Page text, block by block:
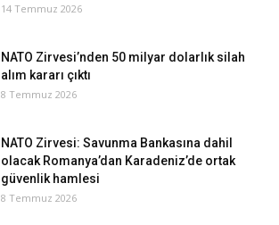
14 Temmuz 2026
NATO Zirvesi’nden 50 milyar dolarlık silah
alım kararı çıktı
8 Temmuz 2026
NATO Zirvesi: Savunma Bankasına dahil
olacak Romanya’dan Karadeniz’de ortak
güvenlik hamlesi
8 Temmuz 2026